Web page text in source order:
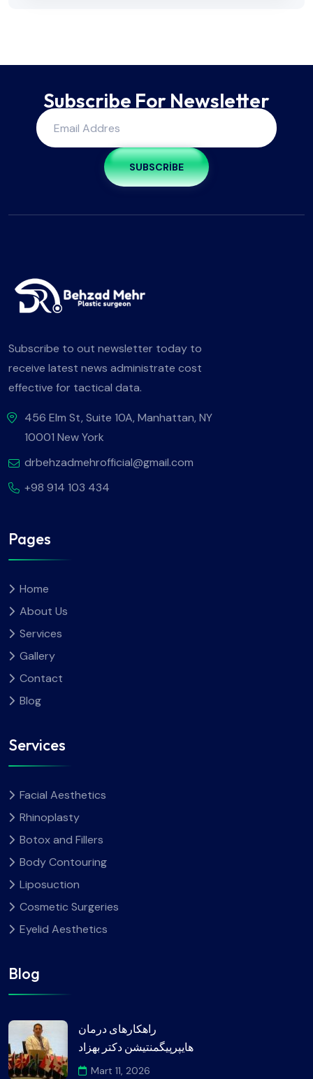
Subscribe For Newsletter
SUBSCRIBE
Subscribe to out newsletter today to
receive latest news administrate cost
effective for tactical data.
456 Elm St, Suite 10A, Manhattan, NY
10001 New York
drbehzadmehrofficial@gmail.com
+98 914 103 434
Pages
Home
About Us
Services
Gallery
Contact
Blog
Services
Facial Aesthetics
Rhinoplasty
Botox and Fillers
Body Contouring
Liposuction
Cosmetic Surgeries
Eyelid Aesthetics
Blog
راهکارهای درمان
هایپرپیگمنتیشن دکتر بهزاد
Mart 11, 2026